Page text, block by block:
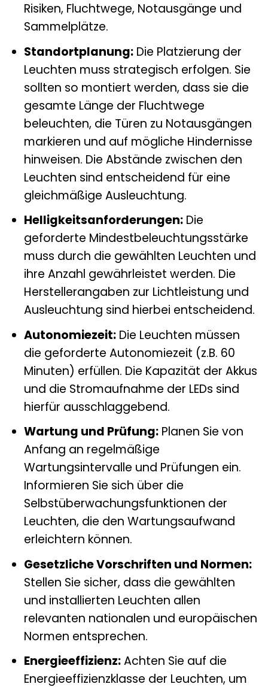
Risiken, Fluchtwege, Notausgänge und
Sammelplätze.
Standortplanung:Die Platzierung der
Leuchten muss strategisch erfolgen. Sie
sollten so montiert werden, dass sie die
gesamte Länge der Fluchtwege
beleuchten, die Türen zu Notausgängen
markieren und auf mögliche Hindernisse
hinweisen. Die Abstände zwischen den
Leuchten sind entscheidend für eine
gleichmäßige Ausleuchtung.
Helligkeitsanforderungen:Die
geforderte Mindestbeleuchtungsstärke
muss durch die gewählten Leuchten und
ihre Anzahl gewährleistet werden. Die
Herstellerangaben zur Lichtleistung und
Ausleuchtung sind hierbei entscheidend.
Autonomiezeit:Die Leuchten müssen
die geforderte Autonomiezeit (z.B. 60
Minuten) erfüllen. Die Kapazität der Akkus
und die Stromaufnahme der LEDs sind
hierfür ausschlaggebend.
Wartung und Prüfung:Planen Sie von
Anfang an regelmäßige
Wartungsintervalle und Prüfungen ein.
Informieren Sie sich über die
Selbstüberwachungsfunktionen der
Leuchten, die den Wartungsaufwand
erleichtern können.
Gesetzliche Vorschriften und Normen:
Stellen Sie sicher, dass die gewählten
und installierten Leuchten allen
relevanten nationalen und europäischen
Normen entsprechen.
Energieeffizienz:Achten Sie auf die
Energieeffizienzklasse der Leuchten, um